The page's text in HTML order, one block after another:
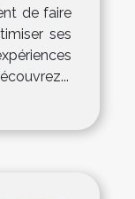
de faire
ses